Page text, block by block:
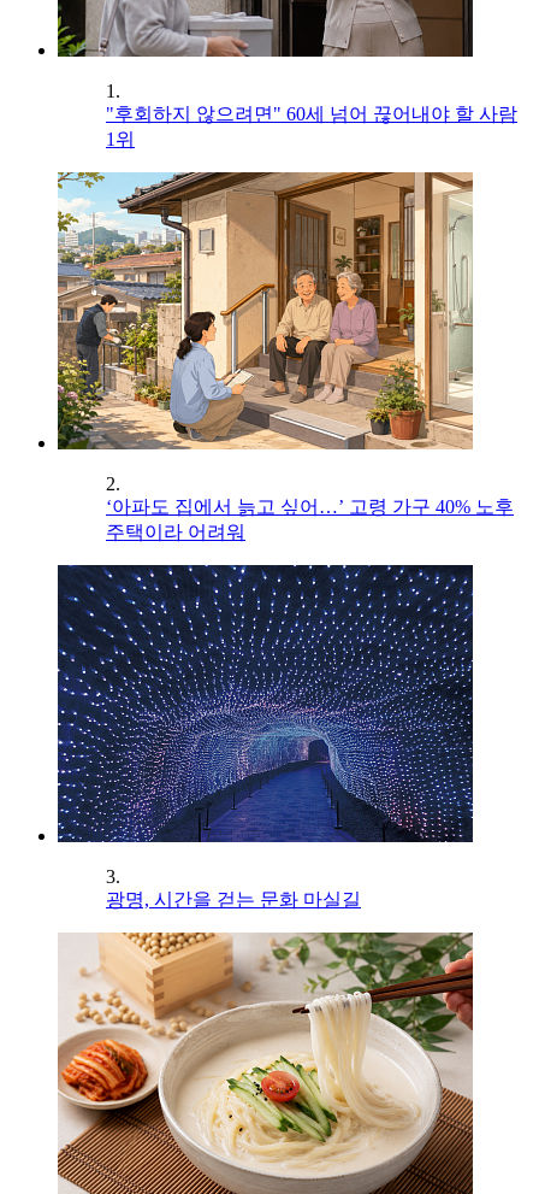
1.
"후회하지 않으려면" 60세 넘어 끊어내야 할 사람
1위
2.
‘아파도 집에서 늙고 싶어…’ 고령 가구 40% 노후
주택이라 어려워
3.
광명, 시간을 걷는 문화 마실길